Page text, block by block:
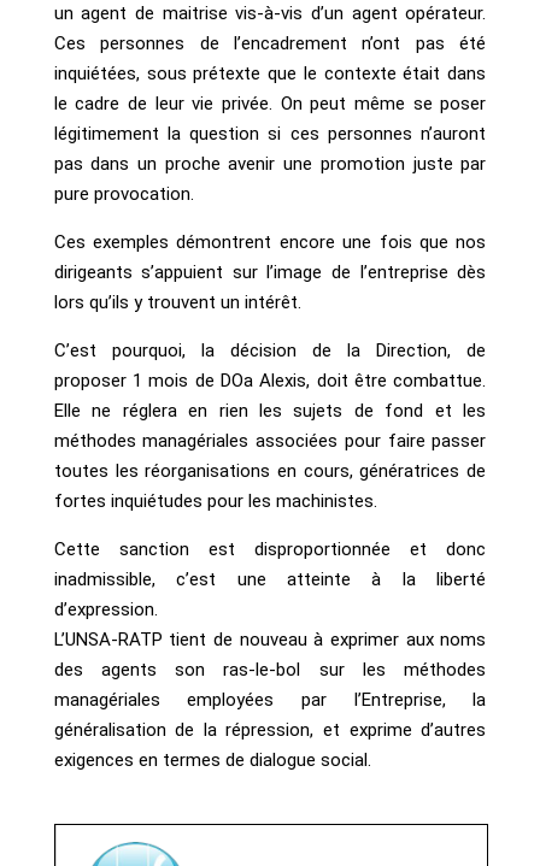
un agent de maitrise vis-à-vis d’un agent opérateur.
Ces personnes de l’encadrement n’ont pas été
inquiétées, sous prétexte que le contexte était dans
le cadre de leur vie privée. On peut même se poser
légitimement la question si ces personnes n’auront
pas dans un proche avenir une promotion juste par
pure provocation.
Ces exemples démontrent encore une fois que nos
dirigeants s’appuient sur l’image de l’entreprise dès
lors qu’ils y trouvent un intérêt.
C’est pourquoi, la décision de la Direction, de
proposer 1 mois de DOa Alexis, doit être combattue.
Elle ne réglera en rien les sujets de fond et les
méthodes managériales associées pour faire passer
toutes les réorganisations en cours, génératrices de
fortes inquiétudes pour les machinistes.
Cette sanction est disproportionnée et donc
inadmissible, c’est une atteinte à la liberté
d’expression.
L’UNSA-RATP tient de nouveau à exprimer aux noms
des agents son ras-le-bol sur les méthodes
managériales employées par l’Entreprise, la
généralisation de la répression, et exprime d’autres
exigences en termes de dialogue social.